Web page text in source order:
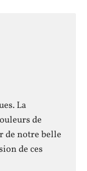
La
de
de notre belle
de ces